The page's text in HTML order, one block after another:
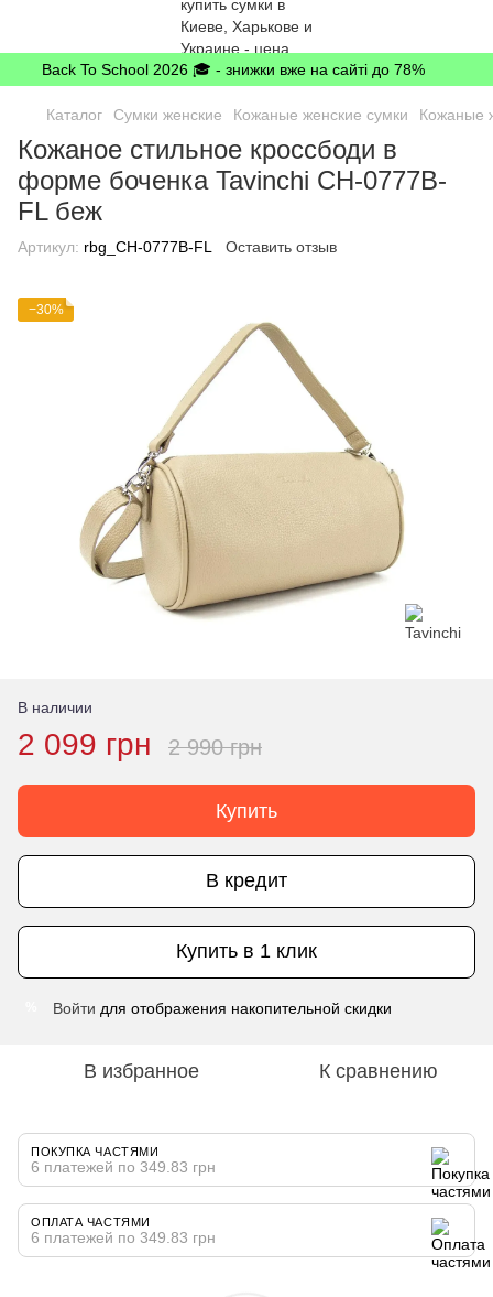
Back To School 2026 🎓 - знижки вже на сайті до 78%
Каталог Сумки женские Кожаные женские сумки Кожаные
Кожаное стильное кроссбоди в
форме боченка Tavinchi CH-0777B-
FL беж
Артикул: rbg_CH-0777B-FL Оставить отзыв
−30%
В наличии
2 099 грн 2 990 грн
Купить
В кредит
Купить в 1 клик
Войти для отображения накопительной скидки
В избранное К сравнению
ПОКУПКА ЧАСТЯМИ
6 платежей по 349.83 грн
ОПЛАТА ЧАСТЯМИ
6 платежей по 349.83 грн